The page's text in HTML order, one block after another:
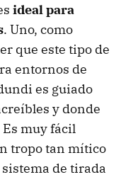
ideal para
. Uno, como
que este tipo de
entornos de
es guiado
y donde
muy fácil
tropo tan mítico
de tirada